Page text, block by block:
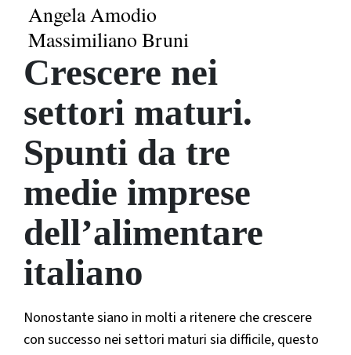
Angela Amodio
Massimiliano Bruni
Crescere nei
settori maturi.
Spunti da tre
medie imprese
dell’alimentare
italiano
Nonostante siano in molti a ritenere che crescere
con successo nei settori maturi sia difficile, questo